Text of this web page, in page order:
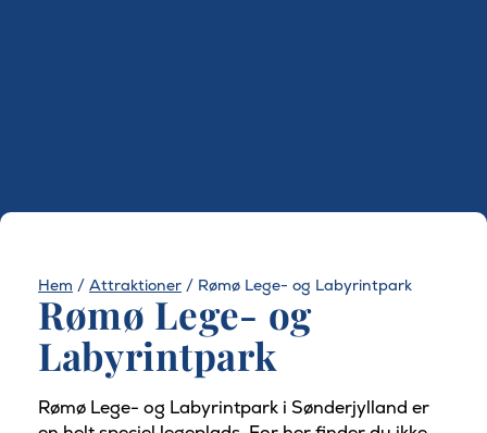
Hem / Attraktioner / Rømø Lege- og Labyrintpark
Rømø Lege- og
Labyrintpark
Rømø Lege- og Labyrintpark i Sønderjylland er